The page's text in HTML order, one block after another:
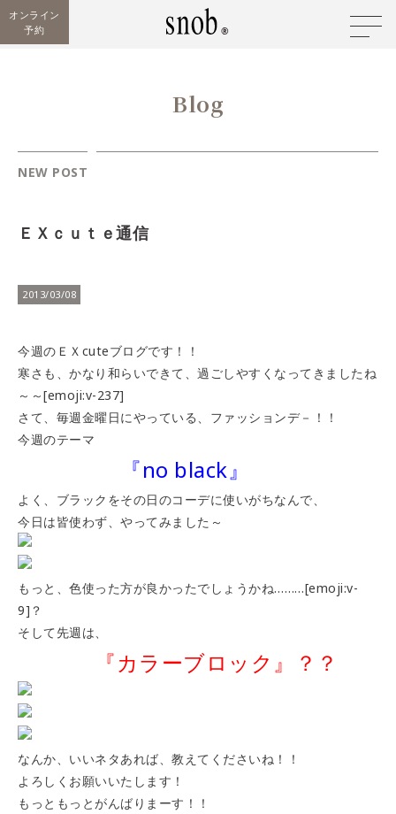
オンライン
予約
Blog
NEW POST
ＥＸｃｕｔｅ通信
2013/03/08
今週のＥＸcuteブログです！！
寒さも、かなり和らいできて、過ごしやすくなってきましたね
～～[emoji:v-237]
さて、毎週金曜日にやっている、ファッションデ－！！
今週のテーマ
『no black』
よく、ブラックをその日のコーデに使いがちなんで、
今日は皆使わず、やってみました～
もっと、色使った方が良かったでしょうかね………[emoji:v-
9]？
そして先週は、
『カラーブロック』？？
なんか、いいネタあれば、教えてくださいね！！
よろしくお願いいたします！
もっともっとがんばりまーす！！